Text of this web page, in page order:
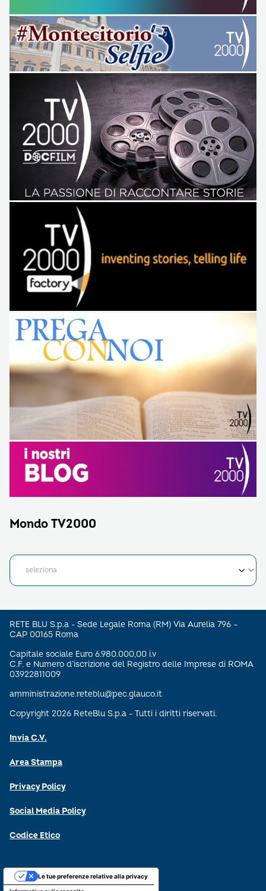
Mondo TV2000
RETE BLU S.p.a - Sede Legale Roma (RM) Via Aurelia 796 –
CAP 00165 Roma
Capitale sociale Euro 6.980.000,00 i.v
C.F. e Numero d’iscrizione del Registro delle Imprese di ROMA
03922811009
amministrazione.reteblu@pec.glauco.it
Copyright 2026 ReteBlu S.p.a - Tutti i diritti riservati.
Invia C.V.
Area Stampa
Privacy Policy
Social Media Policy
Codice Etico
Le tue preferenze relative alla privacy